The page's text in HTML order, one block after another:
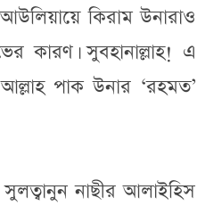
কিরাম উনারাও
কারণ। সুবহানাল্লাহ! এ
পাক উনার ‘রহমত’
নাছীর আলাইহিস